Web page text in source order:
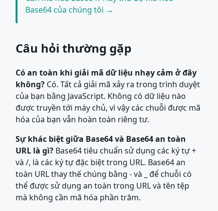
Base64 của chúng tôi →
Câu hỏi thường gặp
Có an toàn khi giải mã dữ liệu nhạy cảm ở đây
không? Có. Tất cả giải mã xảy ra trong trình duyệt
của bạn bằng JavaScript. Không có dữ liệu nào
được truyền tới máy chủ, vì vậy các chuỗi được mã
hóa của bạn vẫn hoàn toàn riêng tư.
Sự khác biệt giữa Base64 và Base64 an toàn
URL là gì? Base64 tiêu chuẩn sử dụng các ký tự +
và /, là các ký tự đặc biệt trong URL. Base64 an
toàn URL thay thế chúng bằng - và _ để chuỗi có
thể được sử dụng an toàn trong URL và tên tệp
mà không cần mã hóa phần trăm.